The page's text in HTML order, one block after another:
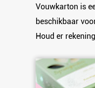
Vouwkarton is
beschikbaar
Houd er